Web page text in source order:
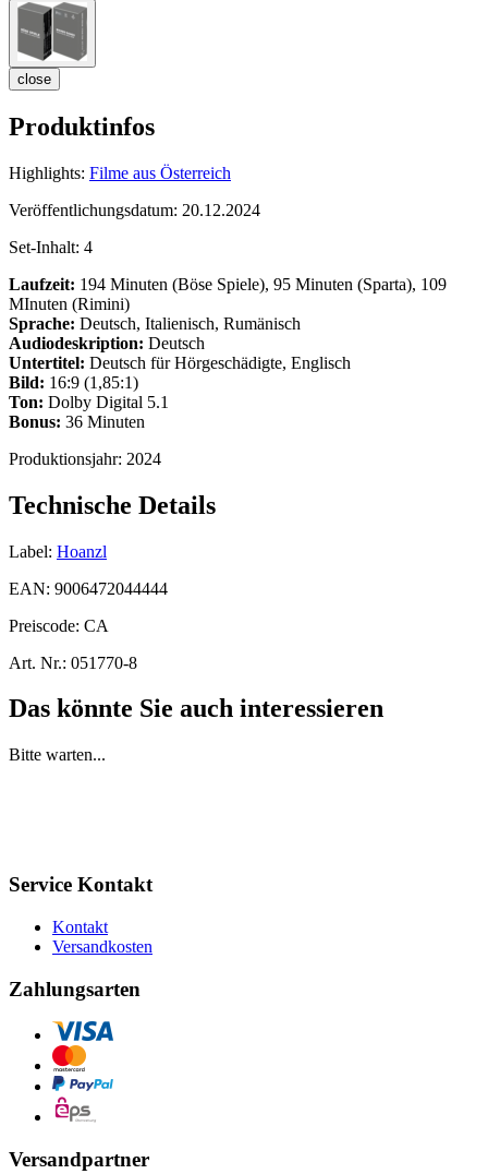
close
Produktinfos
Highlights: Filme aus Österreich
Veröffentlichungsdatum: 20.12.2024
Set-Inhalt: 4
Laufzeit: 194 Minuten (Böse Spiele), 95 Minuten (Sparta), 109
MInuten (Rimini)
Sprache: Deutsch, Italienisch, Rumänisch
Audiodeskription: Deutsch
Untertitel: Deutsch für Hörgeschädigte, Englisch
Bild: 16:9 (1,85:1)
Ton: Dolby Digital 5.1
Bonus: 36 Minuten
Produktionsjahr: 2024
Technische Details
Label: Hoanzl
EAN: 9006472044444
Preiscode: CA
Art. Nr.: 051770-8
Das könnte Sie auch interessieren
Bitte warten...
Service Kontakt
Kontakt
Versandkosten
Zahlungsarten
Versandpartner